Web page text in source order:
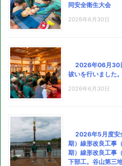
同安全衛生大会
2026年6月30日
2026年06月30
祓いを行いました。
2026年6月30日
2026年5月度安
期）線形改良工事
期）線形改良工事
下部工。谷山第三